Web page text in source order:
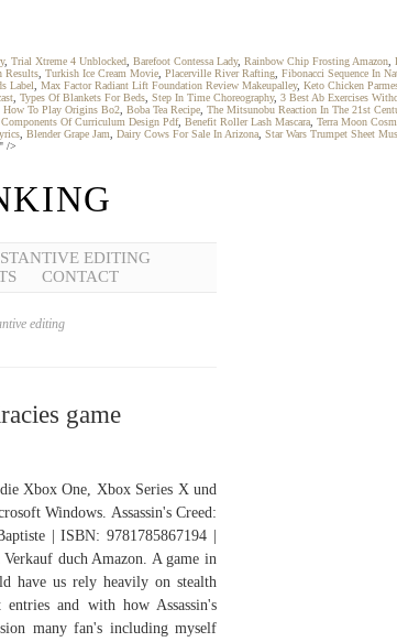
, Trial Xtreme 4 Unblocked Barefoot Contessa Lady, Rainbow Chip Frosting Amazon
Results Turkish Ice Cream Movie Placerville River Rafting Fibonacci Sequence In
Label Max Factor Radiant Lift Foundation Review Makeupalley, Keto Chicken
Types Of Blankets For Beds Step In Time Choreography, 3 Best Ab Exercises
How To Play Origins Bo2 Boba Tea Recipe The Mitsunobu Reaction In The 21st
Components Of Curriculum Design Pdf, Benefit Roller Lash Mascara Terra Moon
Blender Grape Jam Dairy Cows For Sale In Arizona Star Wars Trumpet Sheet
" />
EDITING
CONTACT
editing
game
Xbox One, Xbox Series X und
Windows. Assassin's Creed:
| ISBN: 9781785867194 |
duch Amazon. A game in
have us rely heavily on stealth
and with how Assassin's
many fan's including myself